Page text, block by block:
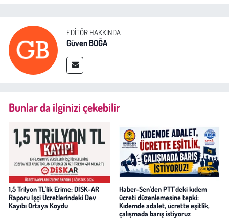
EDITÖR HAKKINDA
Güven BOĞA
Bunlar da ilginizi çekebilir
1,5 Trilyon TL'lik Erime: DİSK-AR
Raporu İşçi Ücretlerindeki Dev
Kayıbı Ortaya Koydu
Haber-Sen'den PTT'deki kıdem
ücreti düzenlemesine tepki:
Kıdemde adalet, ücrette eşitlik,
çalışmada barış istiyoruz